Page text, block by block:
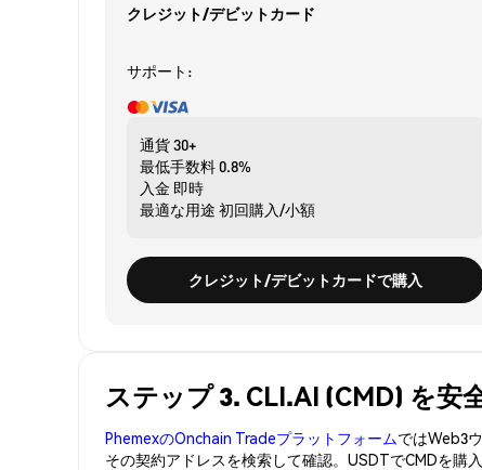
クレジット/デビットカード
サポート:
通貨30+
最低手数料0.8%
入金 即時
最適な用途 初回購入/小額
クレジット/デビットカードで購入
ステップ 3. CLI.AI (CMD) を安
PhemexのOnchain TradeプラットフォームではWeb3
その契約アドレスを検索して確認。USDTでCMDを購